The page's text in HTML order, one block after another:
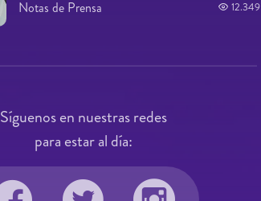
Notas de Prensa 12.349
Síguenos en nuestras redes
para estar al día: